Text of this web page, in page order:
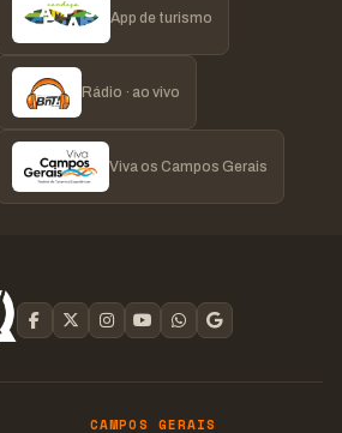
App de turismo
Rádio · ao vivo
Viva os Campos Gerais
CAMPOS GERAIS